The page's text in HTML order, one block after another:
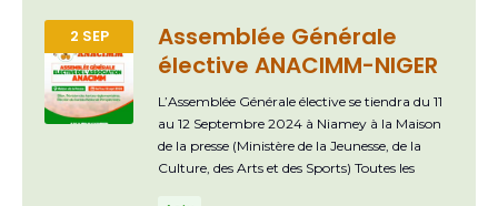
Habsatou, qui est décédée alors qu’il était
encore très jeune, il a été élevé par sa marâtre
exceptionnelle. Bien qu’il ait été handicapé, il
évoluait avec les enfants de son âge sans
complexe. Il lui arrivait de s’aventurer seul
dans la brousse, de grimper aux arbres, de
2 SEP
Assemblée Générale
élective ANACIMM-NIGER
L’Assemblée Générale élective se tiendra du 11
au 12 Septembre 2024 à Niamey à la Maison
de la presse (Ministère de la Jeunesse, de la
Culture, des Arts et des Sports) Toutes les